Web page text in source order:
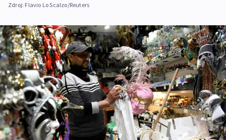
Zdroj: Flavio Lo Scalzo/Reuters